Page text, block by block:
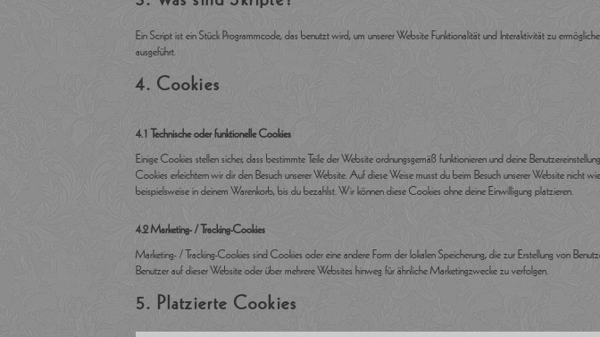
Ein Script ist ein Stück Programmcode, das benutzt wird, um unserer Website Funktionalität und Interaktivität zu
ausgeführt.
4. Cookies
4.1 Technische oder funktionelle Cookies
Einige Cookies stellen sicher, dass bestimmte Teile der Website ordnungsgemäß funktionieren und deine
Cookies erleichtern wir dir den Besuch unserer Website. Auf diese Weise musst du beim Besuch unserer Website nicht
beispielsweise in deinem Warenkorb, bis du bezahlst. Wir können diese Cookies ohne deine Einwilligung platzieren.
4.2 Marketing- / Tracking-Cookies
Marketing- / Tracking-Cookies sind Cookies oder eine andere Form der lokalen Speicherung, die zur Erstellung von
Benutzer auf dieser Website oder über mehrere Websites hinweg für ähnliche Marketingzwecke zu verfolgen.
5. Platzierte Cookies